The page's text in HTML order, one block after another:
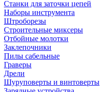
Станки для заточки цепей
Наборы инструмента
Штроборезы
Строительные миксеры
Отбойные молотки
Заклепочники
Пилы сабельные
Граверы
Дрели
Шуруповерты и винтоверты